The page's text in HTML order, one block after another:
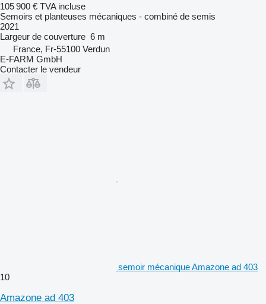
105 900 € TVA incluse
Semoirs et planteuses mécaniques - combiné de semis
2021
Largeur de couverture 6 m
France, Fr-55100 Verdun
E-FARM GmbH
Contacter le vendeur
semoir mécanique Amazone ad 403
10
Amazone ad 403